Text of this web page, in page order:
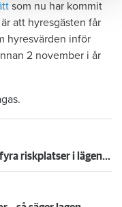
som nu har kommit
att hyresgästen får
hyresvärden inför
2 november i år
Så undviker du mögel – fyra riskplatser i lägenheten: ”Måste städa bort”